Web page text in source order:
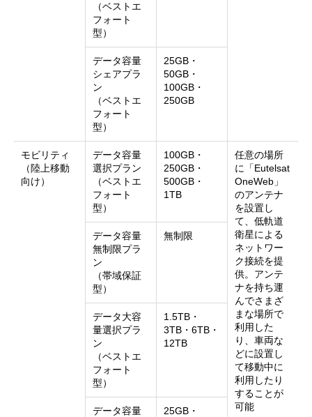
（ベストエ
フォート
型）
データ容量
シェアプラ
ン
（ベストエ
フォート
型）
25GB・
50GB・
100GB・
250GB
モビリティ
（陸上移動
向け）
データ容量
選択プラン
（ベストエ
フォート
型）
100GB・
250GB・
500GB・
1TB
任意の場所
に「Eutelsat
OneWeb」
のアンテナ
を設置し
て、低軌道
衛星による
ネットワー
ク接続を提
供。アンテ
ナを持ち運
んでさまざ
まな場所で
利用した
り、車両な
どに設置し
て移動中に
利用したり
することが
可能
データ容量
無制限プラ
ン
（帯域保証
型）
無制限
データ大容
量選択プラ
ン
（ベストエ
フォート
型）
1.5TB・
3TB・6TB・
12TB
データ容量 25GB・